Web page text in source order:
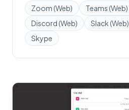
Zoom (Web) Teams (Web)
Discord (Web)
Slack (Web)
Skype